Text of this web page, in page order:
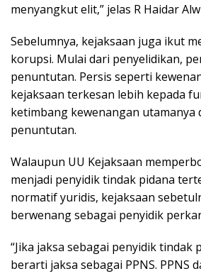
menyangkut elit,” jelas R Haidar
Sebelumnya, kejaksaan juga ikut
korupsi. Mulai dari penyelidikan,
penuntutan. Persis seperti
kejaksaan terkesan lebih kepada
ketimbang kewenangan utamanya
penuntutan.
Walaupun UU Kejaksaan
menjadi penyidik tindak pidana
normatif yuridis, kejaksaan
berwenang sebagai penyidik
“Jika jaksa sebagai penyidik tindak
berarti jaksa sebagai PPNS. PPNS